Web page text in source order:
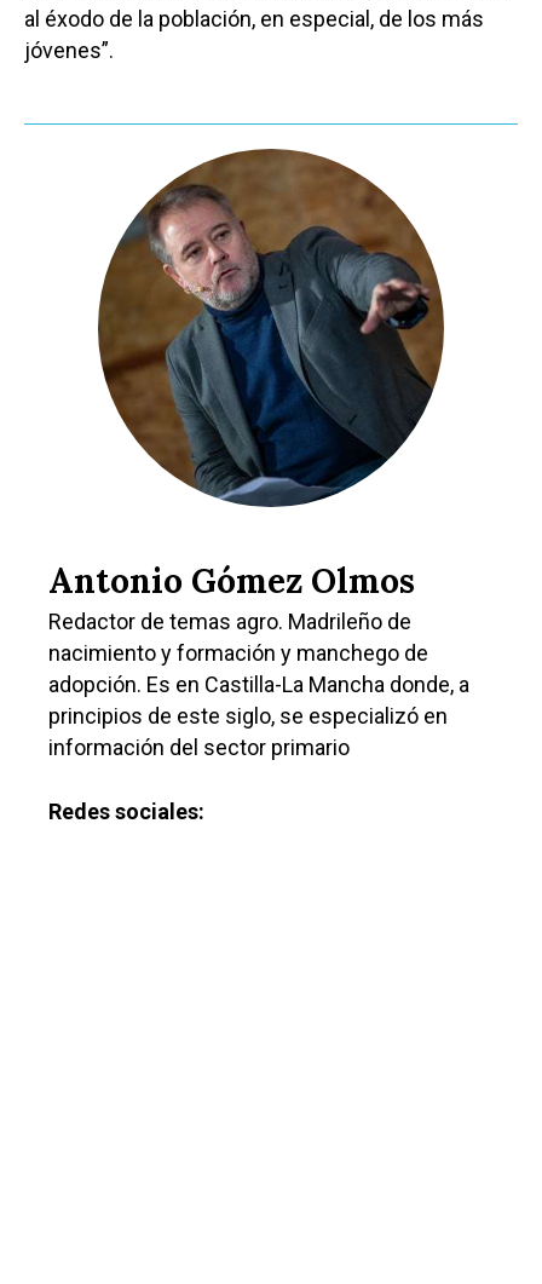
al éxodo de la población, en especial, de los más
jóvenes”.
Antonio Gómez Olmos
Redactor de temas agro. Madrileño de
nacimiento y formación y manchego de
adopción. Es en Castilla-La Mancha donde, a
principios de este siglo, se especializó en
información del sector primario
Redes sociales: